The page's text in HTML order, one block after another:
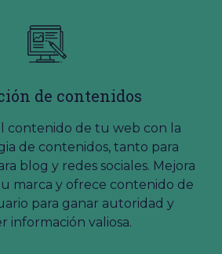
de contenidos
contenido de tu web con la
de contenidos, tanto para
blog y redes sociales. Mejora
marca y ofrece contenido de
para ganar autoridad y
información valiosa.